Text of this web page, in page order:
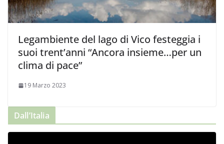
Legambiente del lago di Vico festeggia i
suoi trent’anni “Ancora insieme…per un
clima di pace”
19 Marzo 2023
Dall’Italia